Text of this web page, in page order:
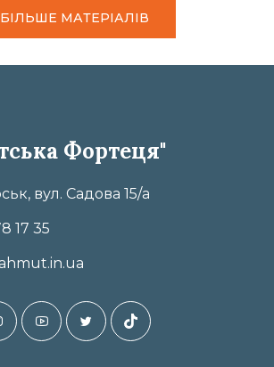
БІЛЬШЕ МАТЕРІАЛІВ
Фортеця"
вул. Садова 15/а
17 35